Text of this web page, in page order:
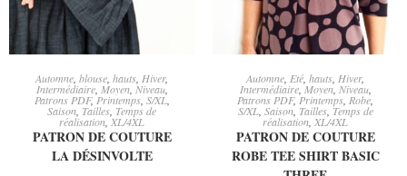
CHOIX DES OPTIONS
Automne, blouse, hauts, Hiver,
Intermédiaire, Moyen, Niveau,
Patrons PDF,Printemps, S/XL,
Saison, Tailles, Temps de
réalisation,XL/4XL
PATRON DE COUTURE
LA DÉSINVOLTE
CHOIX DES OPTIONS
Automne, Eté, hauts, Hiver,
Intermédiaire,Moyen, Niveau,
Patrons PDF, Printemps, Robe,
S/XL, Saison, Tailles, Temps de
réalisation, XL/4XL
PATRON DE COUTURE
ROBE TEE SHIRT BASIC